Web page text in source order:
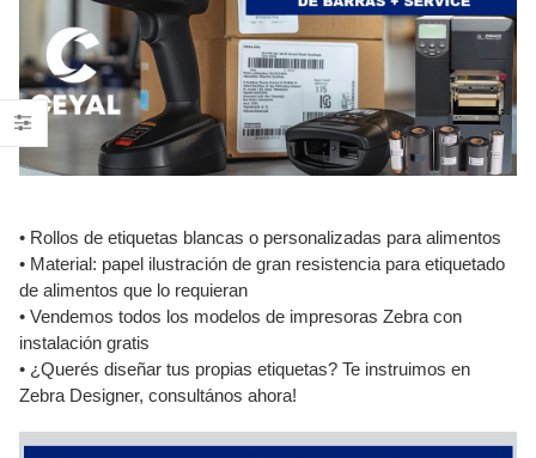
• Rollos de etiquetas blancas o personalizadas para alimentos
• Material: papel ilustración de gran resistencia para etiquetado
de alimentos que lo requieran
• Vendemos todos los modelos de impresoras Zebra con
instalación gratis
• ¿Querés diseñar tus propias etiquetas? Te instruimos en
Zebra Designer, consultános ahora!